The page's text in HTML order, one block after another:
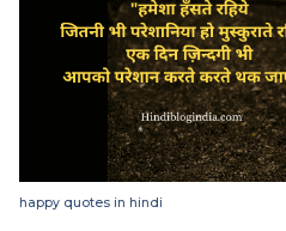
happy quotes in hindi